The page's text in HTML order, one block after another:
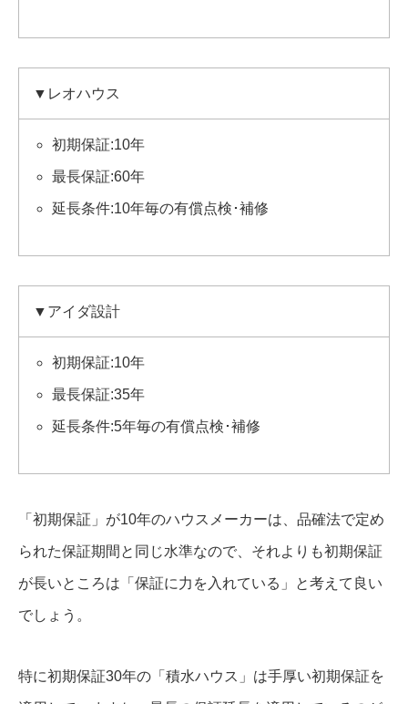
▼レオハウス
初期保証:10年
最長保証:60年
延長条件:10年毎の有償点検･補修
▼アイダ設計
初期保証:10年
最長保証:35年
延長条件:5年毎の有償点検･補修
「初期保証」が10年のハウスメーカーは、品確法で定め
られた保証期間と同じ水準なので、それよりも初期保証
が長いところは「保証に力を入れている」と考えて良い
でしょう。
特に初期保証30年の「積水ハウス」は手厚い初期保証を